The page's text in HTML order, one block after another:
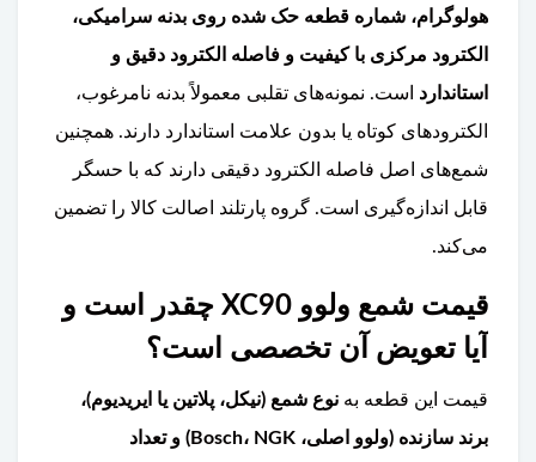
هولوگرام، شماره قطعه حک شده روی بدنه سرامیکی،
الکترود مرکزی با کیفیت و فاصله الکترود دقیق و
استاندارد است. نمونه‌های تقلبی معمولاً بدنه نامرغوب،
الکترودهای کوتاه یا بدون علامت استاندارد دارند. همچنین
شمع‌های اصل فاصله الکترود دقیقی دارند که با حسگر
قابل اندازه‌گیری است. گروه پارتلند اصالت کالا را تضمین
می‌کند.
قیمت شمع ولوو XC90 چقدر است و
آیا تعویض آن تخصصی است؟
قیمت این قطعه به نوع شمع (نیکل، پلاتین یا ایریدیوم)،
برند سازنده (ولوو اصلی، Bosch، NGK) و تعداد